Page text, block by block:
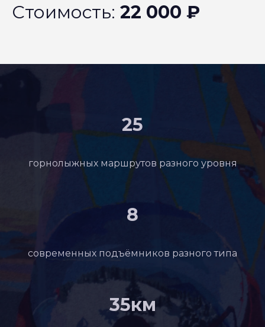
Стоимость: 22 000 ₽
25
горнолыжных маршрутов разного уровня
8
современных подъёмников разного типа
35км